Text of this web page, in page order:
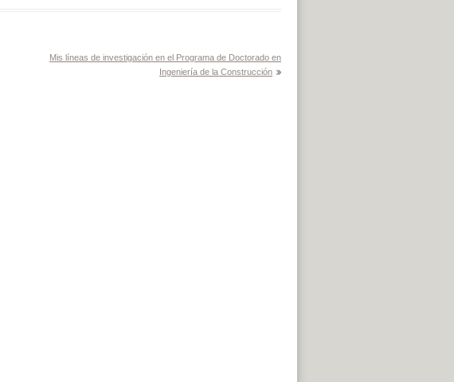
Mis líneas de investigación en el Programa de Doctorado en
Ingeniería de la Construcción